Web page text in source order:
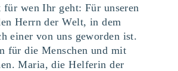
für wen Ihr geht: Für unseren
Herrn der Welt, in dem
einer von uns geworden ist.
für die Menschen und mit
Maria, die Helferin der